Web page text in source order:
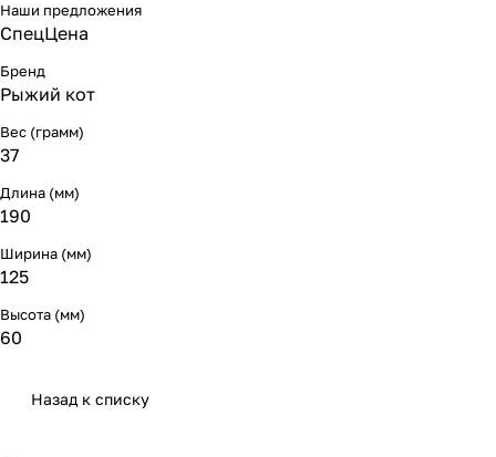
Наши предложения
СпецЦена
Бренд
Рыжий кот
Вес (грамм)
37
Длина (мм)
190
Ширина (мм)
125
Высота (мм)
60
Назад к списку